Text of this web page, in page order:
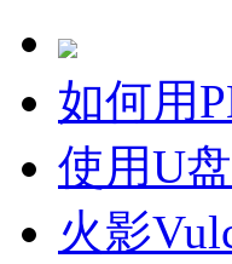
如何用
使用U
火影